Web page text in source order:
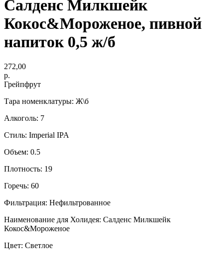
Салденс Милкшейк
Кокос&Мороженое, пивной
напиток 0,5 ж/б
272,00
р.
Грейпфрут
Тара номенклатуры: Ж\б
Алкоголь: 7
Стиль: Imperial IPA
Объем: 0.5
Плотность: 19
Горечь: 60
Фильтрация: Нефильтрованное
Наименование для Холидея: Салденс Милкшейк
Кокос&Мороженое
Цвет: Светлое